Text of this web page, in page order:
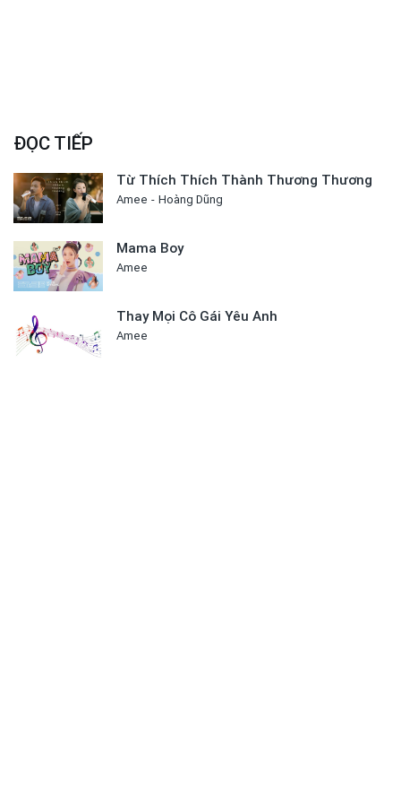
ĐỌC TIẾP
Từ Thích Thích Thành Thương Thương
Amee Hoàng Dũng
Mama Boy
Amee
Thay Mọi Cô Gái Yêu Anh
Amee